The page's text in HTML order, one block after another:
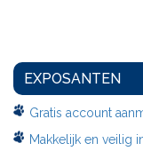
EXPOSANTEN
Gratis account
Makkelijk en veilig